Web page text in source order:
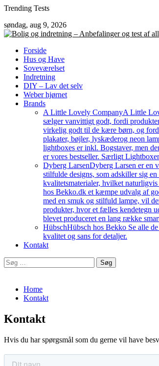
Skip
content
Trending Tests
søndag, aug 9, 2026
Forside
Hus og Have
Soveværelset
Indretning
DIY – Lav det selv
Weber hjørnet
Brands
A Little Lovely CompanyA Little
sælger vanvittigt godt, fordi
virkelig godt til de kære børn, og
plakater, bøjler, lyskæderog neon
lightboxes er inkl. Bogstaver, men
er vores bestseller. Særligt
Dyberg LarsenDyberg Larsen er en
stilfulde designs, som adskiller sig
kvalitetsmaterialer, hvilket
hos Bekko.dk et kæmpe udvalg af
med en smuk og stilfuld lampe, vil
produkter, hvor et fælles kendetegn
blevet produceret en lang række
HübschHübsch hos Bekko Se alle
kvalitet og sans for detaljer.
Kontakt
Søg
efter:
Home
Kontakt
Kontakt
Hvis du har spørgsmål som du gerne vil have